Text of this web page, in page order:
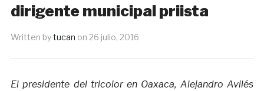
dirigente municipal priista
Written bytucan on 26 julio, 2016
El presidente del tricolor en Oaxaca, Alejandro Avilés